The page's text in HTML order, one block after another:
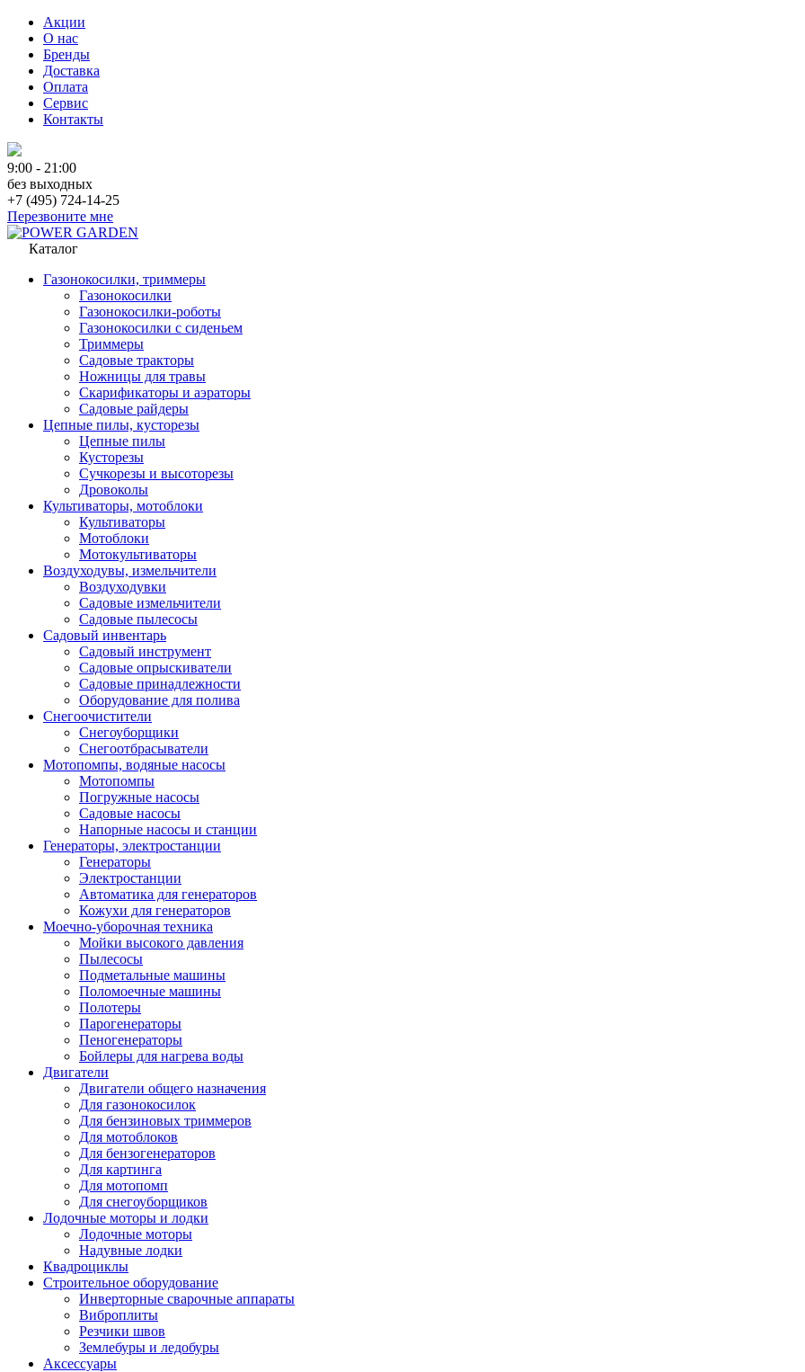
Акции
О нас
Бренды
Доставка
Оплата
Сервис
Контакты
9:00 - 21:00
без выходных
+7 (495) 724-14-25
Перезвоните мне
Каталог
Газонокосилки, триммеры
Газонокосилки
Газонокосилки-роботы
Газонокосилки с сиденьем
Триммеры
Садовые тракторы
Ножницы для травы
Скарификаторы и аэраторы
Садовые райдеры
Цепные пилы, кусторезы
Цепные пилы
Кусторезы
Сучкорезы и высоторезы
Дровоколы
Культиваторы, мотоблоки
Культиваторы
Мотоблоки
Мотокультиваторы
Воздуходувы, измельчители
Воздуходувки
Садовые измельчители
Садовые пылесосы
Садовый инвентарь
Садовый инструмент
Садовые опрыскиватели
Садовые принадлежности
Оборудование для полива
Снегоочистители
Снегоуборщики
Снегоотбрасыватели
Мотопомпы, водяные насосы
Мотопомпы
Погружные насосы
Садовые насосы
Напорные насосы и станции
Генераторы, электростанции
Генераторы
Электростанции
Автоматика для генераторов
Кожухи для генераторов
Моечно-уборочная техника
Мойки высокого давления
Пылесосы
Подметальные машины
Поломоечные машины
Полотеры
Парогенераторы
Пеногенераторы
Бойлеры для нагрева воды
Двигатели
Двигатели общего назначения
Для газонокосилок
Для бензиновых триммеров
Для мотоблоков
Для бензогенераторов
Для картинга
Для мотопомп
Для снегоуборщиков
Лодочные моторы и лодки
Лодочные моторы
Надувные лодки
Квадроциклы
Строительное оборудование
Инверторные сварочные аппараты
Виброплиты
Резчики швов
Землебуры и ледобуры
Аксессуары